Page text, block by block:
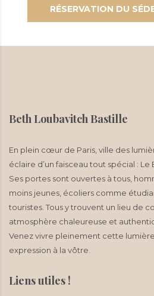
RÉSERVATION DU
Beth Loubavitch Bastille
En plein cœur de Paris, ville des
éclaire d’un faisceau tout spécial :
Ses portes sont ouvertes à tous,
moins jeunes, écoliers comme
touristes. Tous y trouvent un lieu de
atmosphère chaleureuse et
Venez vivre pleinement cette
expression à la vôtre.
Liens utiles !